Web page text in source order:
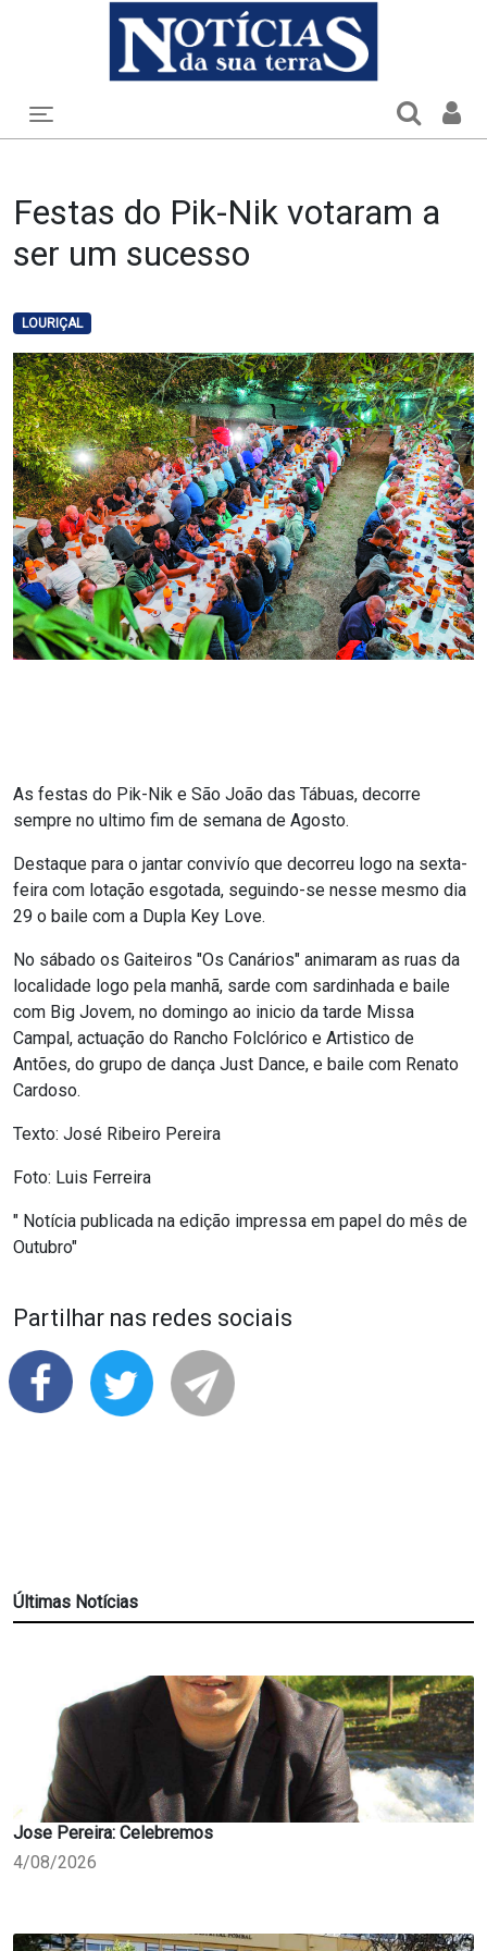
Toggle navigation
Festas do Pik-Nik votaram a
ser um sucesso
LOURIÇAL
As festas do Pik-Nik e São João das Tábuas, decorre
sempre no ultimo fim de semana de Agosto.
Destaque para o jantar convivío que decorreu logo na sexta-
feira com lotação esgotada, seguindo-se nesse mesmo dia
29 o baile com a Dupla Key Love.
No sábado os Gaiteiros "Os Canários" animaram as ruas da
localidade logo pela manhã, sarde com sardinhada e baile
com Big Jovem, no domingo ao inicio da tarde Missa
Campal, actuação do Rancho Folclórico e Artistico de
Antões, do grupo de dança Just Dance, e baile com Renato
Cardoso.
Texto: José Ribeiro Pereira
Foto: Luis Ferreira
" Notícia publicada na edição impressa em papel do mês de
Outubro"
Partilhar nas redes sociais
Últimas Notícias
Jose Pereira: Celebremos
4/08/2026